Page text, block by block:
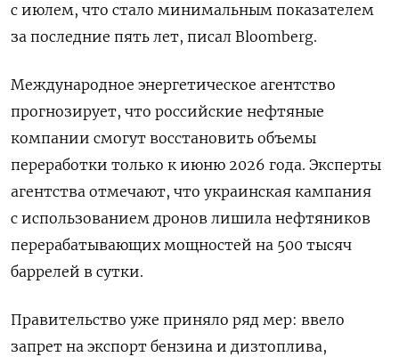
с июлем, что стало минимальным показателем
за последние пять лет, писал Bloomberg.
Международное энергетическое агентство
прогнозирует, что российские нефтяные
компании смогут восстановить объемы
переработки только к июню 2026 года. Эксперты
агентства отмечают, что украинская кампания
с использованием дронов лишила нефтяников
перерабатывающих мощностей на 500 тысяч
баррелей в сутки.
Правительство уже приняло ряд мер: ввело
запрет на экспорт бензина и дизтоплива,